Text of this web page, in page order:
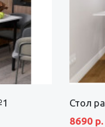
Стол
8690 р.